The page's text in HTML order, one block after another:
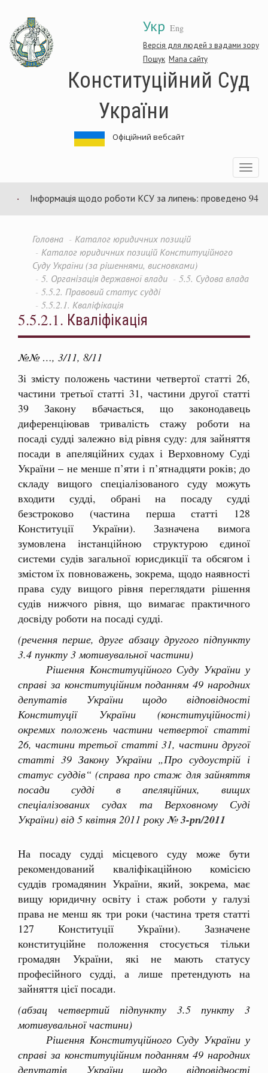
основного
матеріалу
Укр Eng
Версія для людей з вадами зору
Пошук Мапа сайту
Конституційний Суд
України
Офіційний вебсайт
Toggle
Інформація щодо роботи КСУ за липень: проведено 94
Головна
Каталог юридичних позицій
Каталог юридичних позицій Конституційного
Суду України (за рішеннями, висновками)
5. Організація державної влади
5.5. Судова влада
5.5.2. Правовий статус судді
5.5.2.1. Кваліфікація
5.5.2.1. Кваліфікація
№№ …, 3/11, 8/11
Зі змісту положень частини четвертої статті 26,
частини третьої статті 31, частини другої статті
39 Закону вбачається, що законодавець
диференціював тривалість стажу роботи на
посаді судді залежно від рівня суду: для зайняття
посади в апеляційних судах і Верховному Суді
України – не менше п’яти і п’ятнадцяти років; до
складу вищого спеціалізованого суду можуть
входити судді, обрані на посаду судді
безстроково (частина перша статті 128
Конституції України). Зазначена вимога
зумовлена інстанційною структурою єдиної
системи судів загальної юрисдикції та обсягом і
змістом їх повноважень, зокрема, щодо наявності
права суду вищого рівня переглядати рішення
судів нижчого рівня, що вимагає практичного
досвіду роботи на посаді судді.
(речення перше, друге абзацу другого підпункту
3.4 пункту 3 мотивувальної частини)
Рішення Конституційного Суду України у
справі за конституційним поданням 49 народних
депутатів України щодо відповідності
Конституції України (конституційності)
окремих положень частини четвертої статті
26, частини третьої статті 31, частини другої
статті 39 Закону України „Про судоустрій і
статус суддів“ (справа про стаж для зайняття
посади судді в апеляційних, вищих
спеціалізованих судах та Верховному Суді
України) від 5 квітня 2011 року № 3-рп/2011
На посаду судді місцевого суду може бути
рекомендований кваліфікаційною комісією
суддів громадянин України, який, зокрема, має
вищу юридичну освіту і стаж роботи у галузі
права не менш як три роки (частина третя статті
127 Конституції України). Зазначене
конституційне положення стосується тільки
громадян України, які не мають статусу
професійного судді, а лише претендують на
зайняття цієї посади.
(абзац четвертий підпункту 3.5 пункту 3
мотивувальної частини)
Рішення Конституційного Суду України у
справі за конституційним поданням 49 народних
депутатів України щодо відповідності